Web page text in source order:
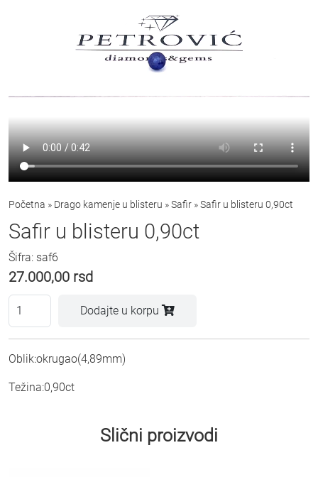
Početna » Drago kamenje u blisteru »Safir »Safir u blisteru 0,90ct
Safir u blisteru 0,90ct
Šifra: saf6
27.000,00 rsd
Dodajte u korpu
Oblik:okrugao(4,89mm)
Težina:0,90ct
Slični proizvodi